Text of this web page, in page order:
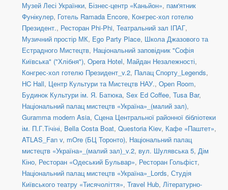
Музей Лесі Українки, Бізнес-центр «Каньйон», пам'ятник
Фунікулер, Готель Ramada Encore, Конгрес-хол готелю
Президент., Ресторан Phi-Phi, Театральний зал ІПАГ,
Музичний простір МК, Ego Party Place, Школа Джазового та
Естрадного Мистецтв, Національний заповідник "Софія
Київська" ("Хлібня"), Opera Hotel, Майдан Незалежності,
Конгрес-хол готелю Президент_v.2, Палац Спорту_Legends,
HC Hall, Центр Культури та Мистецтв НАУ., Open Room,
Будинок Культури ім. Я. Батюка, Sex Ed Coffee, Tusa Bar,
Національний палац мистецтв «Україна»_(малий зал),
Guramma modern Asia, Сцена Центральної районної бібліотеки
ім. П.Г.Тічіні, Bella Costa Boat, Questoria Kiev, Кафе «Паштет»,
ATLAS_Fan v, mOre (БЦ Торонто), Національний палац
мистецтв «Україна»_(малий зал)_v.2, вул. Шулявська 5, Дім
Кіно, Ресторан «Одеський Бульвар», Ресторан Гольфіст,
Національний палац мистецтв «Україна»_Lords, Студія
Київського театру «Тисячоліття», Travel Hub, Літературно-